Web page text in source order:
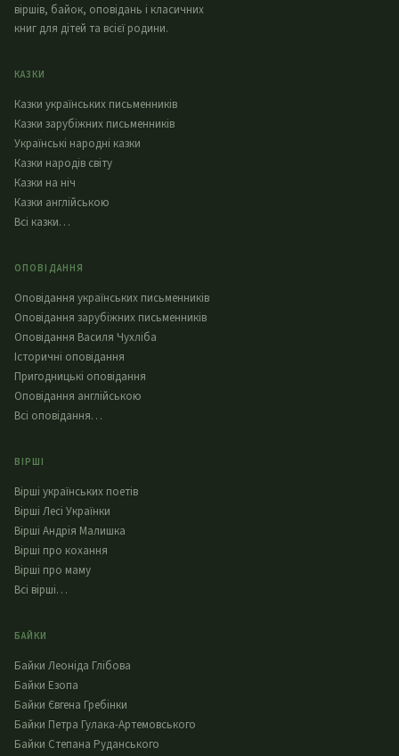
віршів, байок, оповідань і класичних
книг для дітей та всієї родини.
КАЗКИ
Казки українських письменників
Казки зарубіжних письменників
Українські народні казки
Казки народів світу
Казки на ніч
Казки англійською
Всі казки…
ОПОВІДАННЯ
Оповідання українських письменників
Оповідання зарубіжних письменників
Оповідання Василя Чухліба
Історичні оповідання
Пригодницькі оповідання
Оповідання англійською
Всі оповідання…
ВІРШІ
Вірші українських поетів
Вірші Лесі Українки
Вірші Андрія Малишка
Вірші про кохання
Вірші про маму
Всі вірші…
БАЙКИ
Байки Леоніда Глібова
Байки Езопа
Байки Євгена Гребінки
Байки Петра Гулака-Артемовського
Байки Степана Руданського